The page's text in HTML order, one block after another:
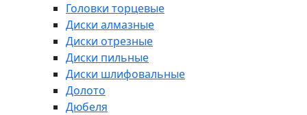
Головки торцевые
Диски алмазные
Диски отрезные
Диски пильные
Диски шлифовальные
Долото
Дюбеля